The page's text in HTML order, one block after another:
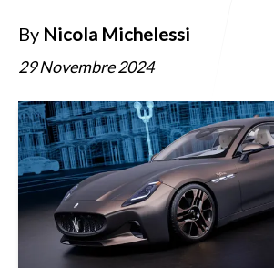
Blog
Contatti
By Nicola Michelessi
29 Novembre 2024